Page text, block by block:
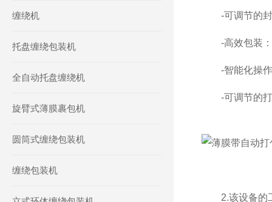
缠绕机
托盘缠绕包装机
全自动托盘缠绕机
旋臂式薄膜裹包机
圆筒式缠绕包装机
缠绕包装机
-可调节的封
-高效包装：
-智能化操作
-可调节的打
2.该设备的